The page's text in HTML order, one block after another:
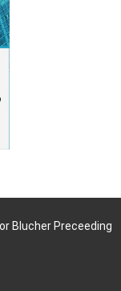
Blucher Preceeding